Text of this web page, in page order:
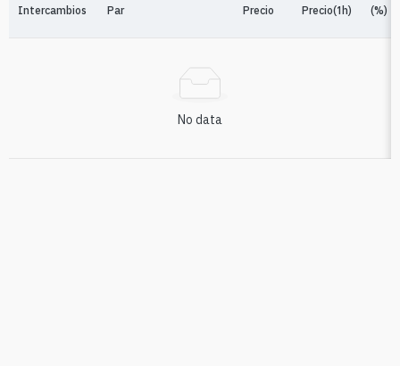
Intercambios Par Precio Precio(1h) (%)
No data